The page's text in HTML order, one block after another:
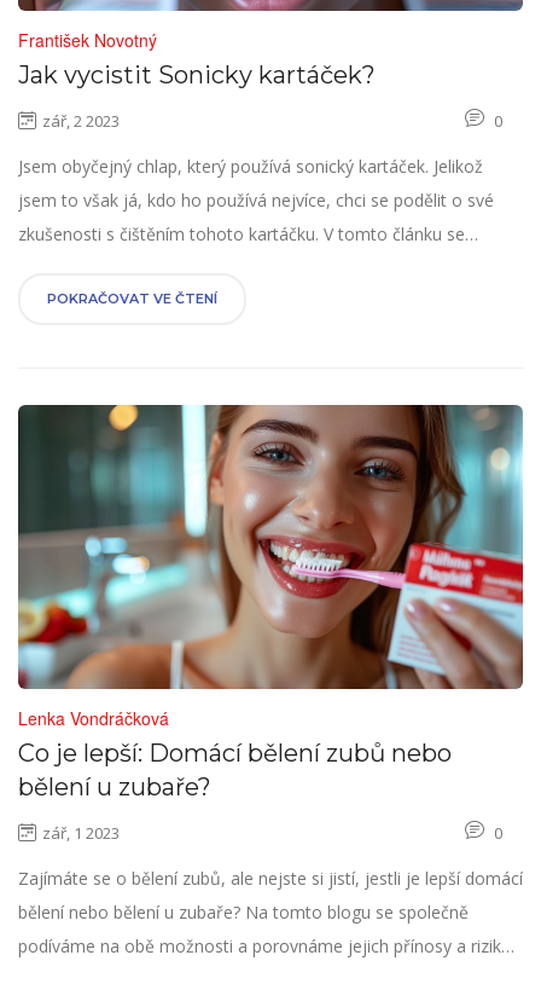
František Novotný
Jak vycistit Sonicky kartáček?
zář, 2 2023 0
Jsem obyčejný chlap, který používá sonický kartáček. Jelikož
jsem to však já, kdo ho používá nejvíce, chci se podělit o své
zkušenosti s čištěním tohoto kartáčku. V tomto článku se
techniky, aby byl vždy v optimálním stavu. Také se podělím o pár
nejdelší dobu v nejlepším stavu.
POKRAČOVAT VE ČTENÍ
Lenka Vondráčková
Co je lepší: Domácí bělení zubů nebo
bělení u zubaře?
zář, 1 2023 0
Zajímáte se o bělení zubů, ale nejste si jistí, jestli je lepší domácí
bělení nebo bělení u zubaře? Na tomto blogu se společně
podíváme na obě možnosti a porovnáme jejich přínosy a rizika.